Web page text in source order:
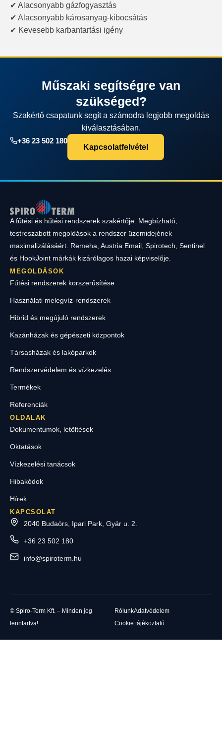
✔ Alacsonyabb gázfogyasztás
✔ Alacsonyabb károsanyag-kibocsátás
✔ Kevesebb karbantartási igény
Műszaki segítségre van
szükséged?
Szakértő csapatunk segít a számodra legjobb megoldás
kiválasztásában.
+36 23 502 180
Kapcsolatfelvétel
A fűtési és hűtési rendszerek szakértője. Megbízható,
testreszabott megoldások a rendszer üzemidejének
maximalizálásáért. Remeha, Austria Email, Spirotech, Sentinel
és HookJoint márkák kizárólagos hazai képviselője.
MEGOLDÁSOK
Fűtési rendszerek korszerűsítése
Használati melegvíz-rendszerek
Hibrid és megújuló rendszerek
Kazánházak és gépészeti központok
Társasházak és lakóparkok
Rendszervédelem és vízkezelés
Termékek
Referenciák
OLDALAK
Dokumentumok, letöltések
Oktatások
Vízkezelési tanácsok
Hibakódok
Hírek
KAPCSOLAT
2040 Budaörs, Ipari Park, Gyár u. 2.
+36 23 502 180
info@spiroterm.hu
© Spiro-Term Kft. – Minden jog
fenntartva!
RólunkAdatvédelem
Cookie tájékoztató